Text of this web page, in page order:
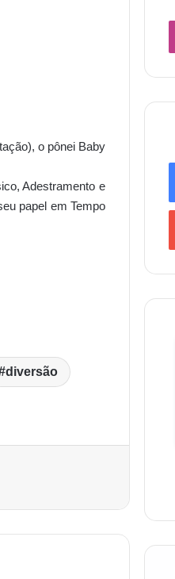
o pônei Baby
Adestramento e
papel em Tempo
diversão